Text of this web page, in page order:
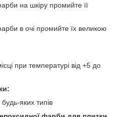
на шкіру промийте її
в очі промийте їх великою
при температурі від +5 до
яких типів